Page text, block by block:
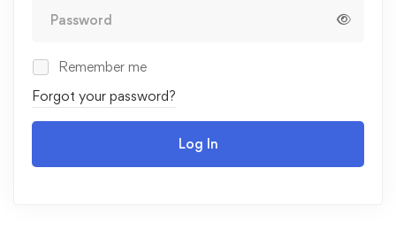
Remember me
Forgot your password?
Log In